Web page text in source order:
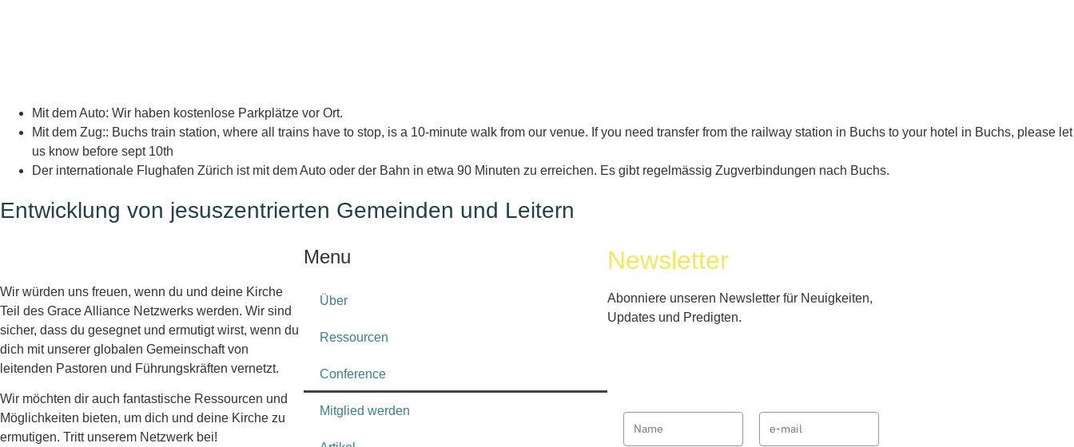
Mit dem Auto: Wir haben kostenlose Parkplätze vor Ort.
Mit dem Zug:: Buchs train station, where all trains have to stop, is a 10-minute walk from our venue. If you need transfer from the railway station in Buchs to your hotel in Buchs, please let
us know before sept 10th
Der internationale Flughafen Zürich ist mit dem Auto oder der Bahn in etwa 90 Minuten zu erreichen. Es gibt regelmässig Zugverbindungen nach Buchs.
Entwicklung von jesuszentrierten Gemeinden und Leitern
Wir würden uns freuen, wenn du und deine Kirche
Teil des Grace Alliance Netzwerks werden. Wir sind
sicher, dass du gesegnet und ermutigt wirst, wenn du
dich mit unserer globalen Gemeinschaft von
leitenden Pastoren und Führungskräften vernetzt.
Wir möchten dir auch fantastische Ressourcen und
Möglichkeiten bieten, um dich und deine Kirche zu
ermutigen. Tritt unserem Netzwerk bei!
Menu
Über
Ressourcen
Conference
Mitglied werden
Newsletter
Abonniere unseren Newsletter für Neuigkeiten,
Updates und Predigten.